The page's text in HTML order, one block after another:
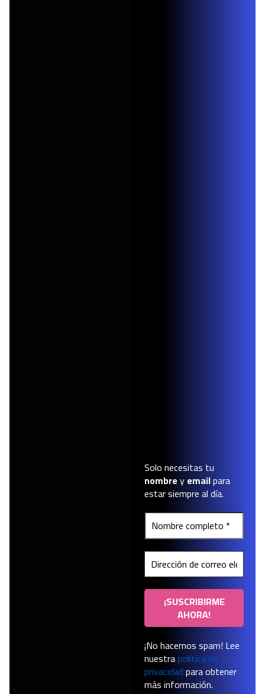
Solo necesitas tu
nombreyemailpara
estar siempre al día.
¡No hacemos spam! Lee
nuestrapolítica de
privacidadpara obtener
más información.